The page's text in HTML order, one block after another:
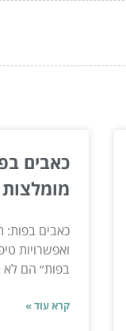
כאבים
מומלצות
כאבים בפות:
ואפשרויות
בפות״ הם לא
קרא עוד »